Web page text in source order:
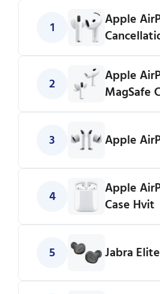
1
Apple
2
Apple
MagSafe
3 Apple
4
Apple
Case Hvit
5 Jabra